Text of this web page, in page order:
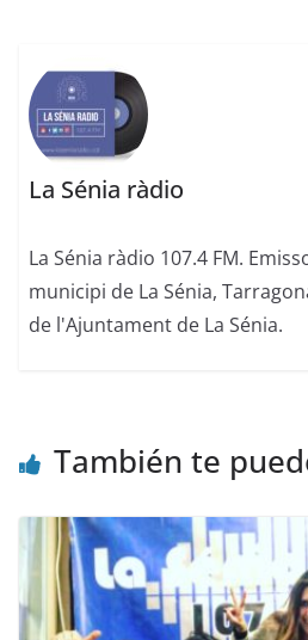
La Sénia ràdio
La Sénia ràdio 107.4 FM.
municipi de La Sénia,
de l'Ajuntament de La Sénia.
También te